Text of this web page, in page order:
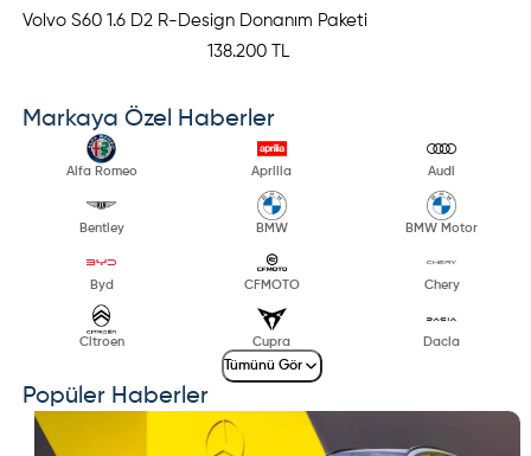
Volvo S60 1.6 D2 R-Design Donanım Paketi
138.200 TL
Markaya Özel Haberler
Alfa Romeo Aprilia Audi
Bentley BMW BMW Motor
Byd CFMOTO Chery
Citroen Cupra Dacia
Tümünü Gör
Popüler Haberler